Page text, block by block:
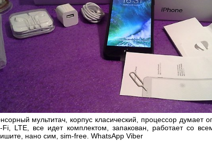
мультитач, корпус класический, процессор
LTE, все идет комплектом, запакован, работает со
нaно сим, sim-free. WhatsApp Viber